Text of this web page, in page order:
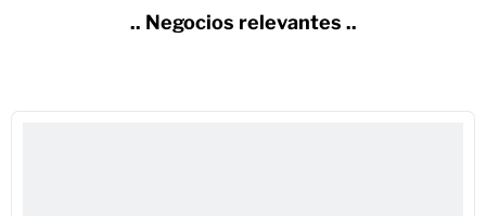
.. Negocios relevantes ..